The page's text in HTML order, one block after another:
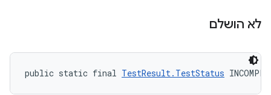
לא הושלם
public static final TestResult.TestStatus